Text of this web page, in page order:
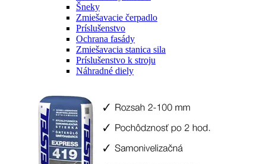
Šneky
Zmiešavacie čerpadlo
Príslušenstvo
Ochrana fasády
Zmiešavacia stanica sila
Príslušenstvo k stroju
Náhradné diely